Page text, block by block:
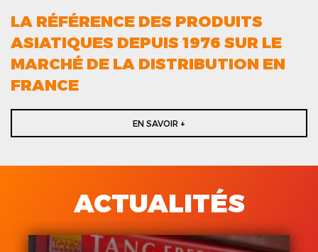
LA RÉFÉRENCE DES PRODUITS
ASIATIQUES DEPUIS 1976 SUR LE
MARCHÉ DE LA DISTRIBUTION EN
FRANCE
EN SAVOIR +
ACTUALITÉS